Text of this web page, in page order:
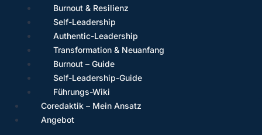
Burnout & Resilienz
Self-Leadership
Authentic-Leadership
Transformation & Neuanfang
Burnout – Guide
Self-Leadership-Guide
Führungs-Wiki
Coredaktik – Mein Ansatz
Angebot